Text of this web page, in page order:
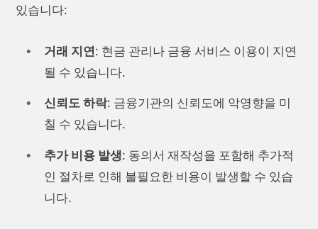
있습니다:
거래 지연: 현금 관리나 금융 서비스 이용이 지연
될 수 있습니다.
신뢰도 하락: 금융기관의 신뢰도에 악영향을 미
칠 수 있습니다.
추가 비용 발생: 동의서 재작성을 포함해 추가적
인 절차로 인해 불필요한 비용이 발생할 수 있습
니다.